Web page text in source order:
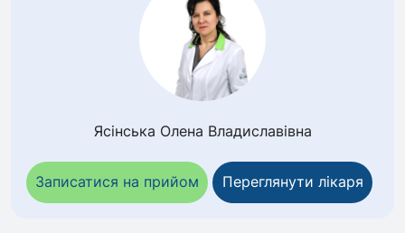
Ясінська Олена Владиславівна
Записатися на прийом Переглянути лікаря